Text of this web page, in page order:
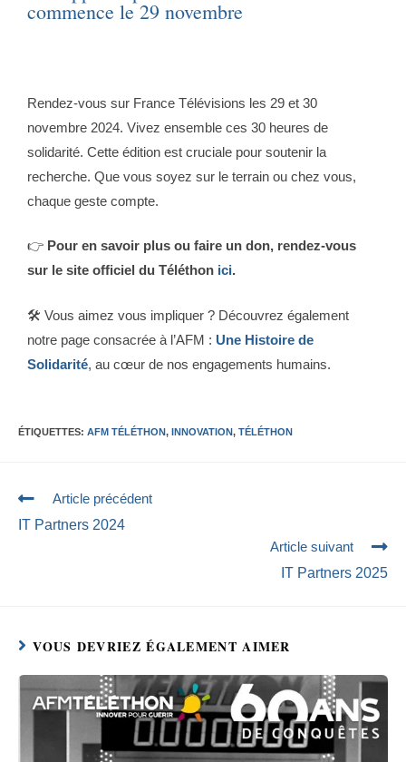
commence le 29 novembre
Rendez-vous sur France Télévisions les 29 et 30
novembre 2024. Vivez ensemble ces 30 heures de
solidarité. Cette édition est cruciale pour soutenir la
recherche. Que vous soyez sur le terrain ou chez vous,
chaque geste compte.
👉 Pour en savoir plus ou faire un don, rendez-vous
sur le site officiel du Téléthon ici.
🛠️ Vous aimez vous impliquer ? Découvrez également
notre page consacrée à l’AFM : Une Histoire de
Solidarité, au cœur de nos engagements humains.
ÉTIQUETTES: AFM TÉLÉTHON, INNOVATION, TÉLÉTHON
Article précédent
IT Partners 2024
Article suivant
IT Partners 2025
VOUS DEVRIEZ ÉGALEMENT AIMER